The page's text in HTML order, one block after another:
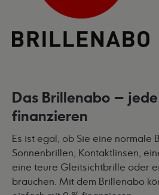
Das Brillenabo –
finanzieren
Es ist egal, ob Sie eine normale
Sonnenbrillen, Kontaktlinsen,
eine teure Gleitsichtbrille oder
brauchen. Mit dem Brillenabo